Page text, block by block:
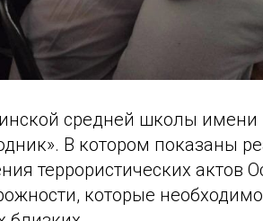
средней школы
В котором показаны
террористических актов
которые